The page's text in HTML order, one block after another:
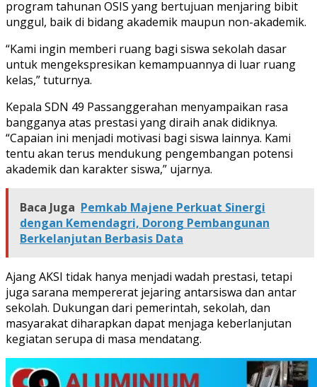
program tahunan OSIS yang bertujuan menjaring bibit
unggul, baik di bidang akademik maupun non-akademik.
“Kami ingin memberi ruang bagi siswa sekolah dasar
untuk mengekspresikan kemampuannya di luar ruang
kelas,” tuturnya.
Kepala SDN 49 Passanggerahan menyampaikan rasa
bangganya atas prestasi yang diraih anak didiknya.
“Capaian ini menjadi motivasi bagi siswa lainnya. Kami
tentu akan terus mendukung pengembangan potensi
akademik dan karakter siswa,” ujarnya.
Baca Juga Pemkab Majene Perkuat Sinergi
dengan Kemendagri, Dorong Pembangunan
Berkelanjutan Berbasis Data
Ajang AKSI tidak hanya menjadi wadah prestasi, tetapi
juga sarana mempererat jejaring antarsiswa dan antar
sekolah. Dukungan dari pemerintah, sekolah, dan
masyarakat diharapkan dapat menjaga keberlanjutan
kegiatan serupa di masa mendatang.